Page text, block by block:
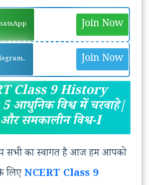
Join Now
Join Now
Class 9 History
आधुनिक विश्व में चरवाहे|
समकालीन विश्व-I
आप सभी का स्वागत है आज हम आपको
लिएNCERT Class 9